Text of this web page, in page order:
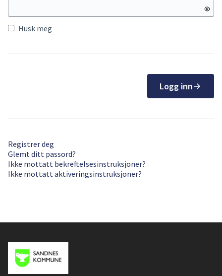
Husk meg
Logg inn
Registrer deg
Glemt ditt passord?
Ikke mottatt bekreftelsesinstruksjoner?
Ikke mottatt aktiveringsinstruksjoner?